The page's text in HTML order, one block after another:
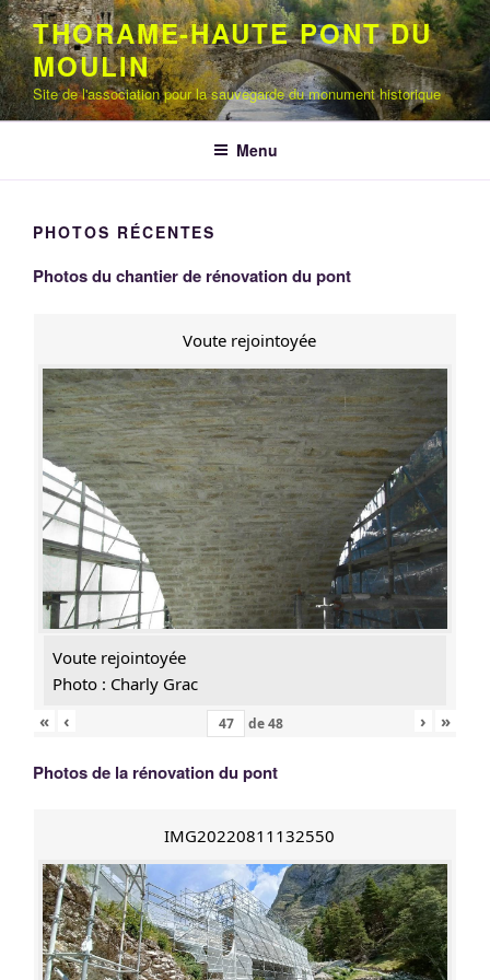
Aller
au
contenu
principal
THORAME-HAUTE PONT DU
MOULIN
Site de l'association pour la sauvegarde du monument historique
Menu
PHOTOS RÉCENTES
Photos du chantier de rénovation du pont
Voute rejointoyée
Voute rejointoyée
Photo : Charly Grac
«
‹ de48 › »
Photos de la rénovation du pont
IMG20220811132550